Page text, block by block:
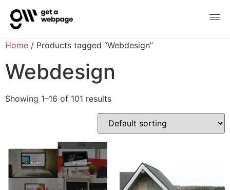
Home / Products tagged “Webdesign”
Webdesign
Showing 1–16 of 101 results